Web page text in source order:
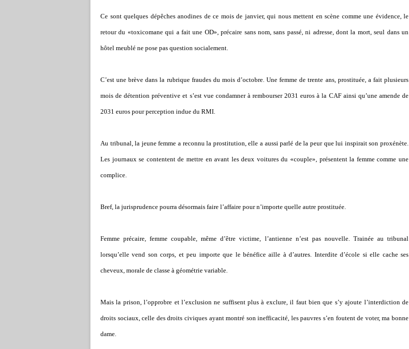
Ce sont quelques dépêches anodines de ce mois de janvier, qui nous mettent en scène comme une évidence, le
retour du «toxicomane qui a fait une OD», précaire sans nom, sans passé, ni adresse, dont la mort, seul dans un
hôtel meublé ne pose pas question socialement.
C’est une brève dans la rubrique fraudes du mois d’octobre. Une femme de trente ans, prostituée, a fait plusieurs
mois de détention préventive et s’est vue condamner à rembourser 2031 euros à la CAF ainsi qu’une amende de
2031 euros pour perception indue du RMI.
Au tribunal, la jeune femme a reconnu la prostitution, elle a aussi parlé de la peur que lui inspirait son proxénète.
Les journaux se contentent de mettre en avant les deux voitures du «couple», présentent la femme comme une
complice.
Bref, la jurisprudence pourra désormais faire l’affaire pour n’importe quelle autre prostituée.
Femme précaire, femme coupable, même d’être victime, l’antienne n’est pas nouvelle. Trainée au tribunal
lorsqu’elle vend son corps, et peu importe que le bénéfice aille à d’autres. Interdite d’école si elle cache ses
cheveux, morale de classe à géométrie variable.
Mais la prison, l’opprobre et l’exclusion ne suffisent plus à exclure, il faut bien que s’y ajoute l’interdiction de
droits sociaux, celle des droits civiques ayant montré son inefficacité, les pauvres s’en foutent de voter, ma bonne
dame.